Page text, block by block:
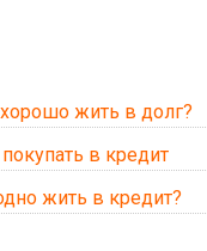
жить в долг?
в кредит
жить в кредит?